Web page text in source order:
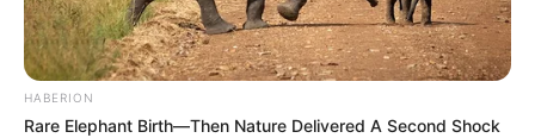
HABERION
Rare Elephant Birth—Then Nature Delivered A Second Shock